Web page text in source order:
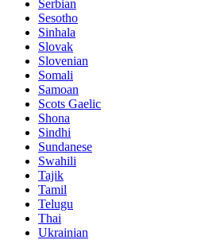
Serbian
Sesotho
Sinhala
Slovak
Slovenian
Somali
Samoan
Scots Gaelic
Shona
Sindhi
Sundanese
Swahili
Tajik
Tamil
Telugu
Thai
Ukrainian